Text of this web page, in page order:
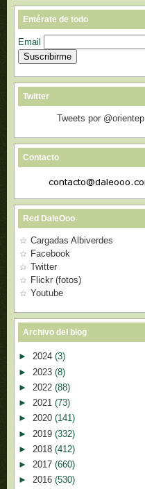
Entérate de todo
Email
Twitter
Tweets por @orientep
Contacto
Red DaleOoo
Cargadas Albiverdes
Facebook
Twitter
Flickr (fotos)
Youtube
Archivo del blog
► 2024 (3)
► 2023 (8)
► 2022 (88)
► 2021 (73)
► 2020 (141)
► 2019 (332)
► 2018 (412)
► 2017 (660)
► 2016 (530)